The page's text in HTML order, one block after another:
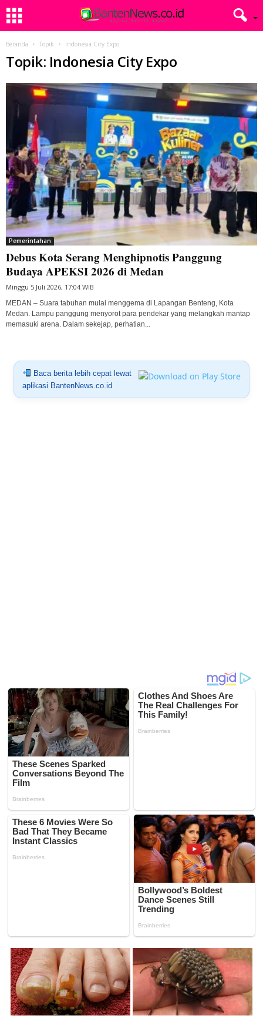
Beranda Topik Indonesia City Expo
Topik: Indonesia City Expo
Pemerintahan
Debus Kota Serang Menghipnotis Panggung
Budaya APEKSI 2026 di Medan
Minggu 5 Juli 2026, 17:04 WIB
MEDAN – Suara tabuhan mulai menggema di Lapangan Benteng, Kota
Medan. Lampu panggung menyorot para pendekar yang melangkah mantap
memasuki arena. Dalam sekejap, perhatian...
Baca berita lebih cepat lewat
aplikasi BantenNews.co.id